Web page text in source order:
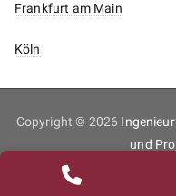
Frankfurt am Main
Köln
Copyright © 2026
und
Inhaltsverzeichnis